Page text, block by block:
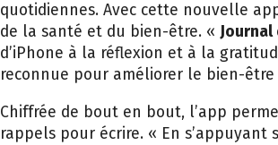
quotidiennes. Avec cette nouvelle
de la santé et du bien-être. « Journal
d’iPhone à la réflexion et à la
reconnue pour améliorer le bien-
Chiffrée de bout en bout, l’app
rappels pour écrire. « En s’appuyant